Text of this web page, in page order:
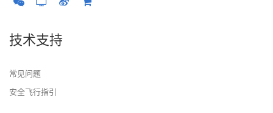
技术支持
常见问题
安全飞行指引